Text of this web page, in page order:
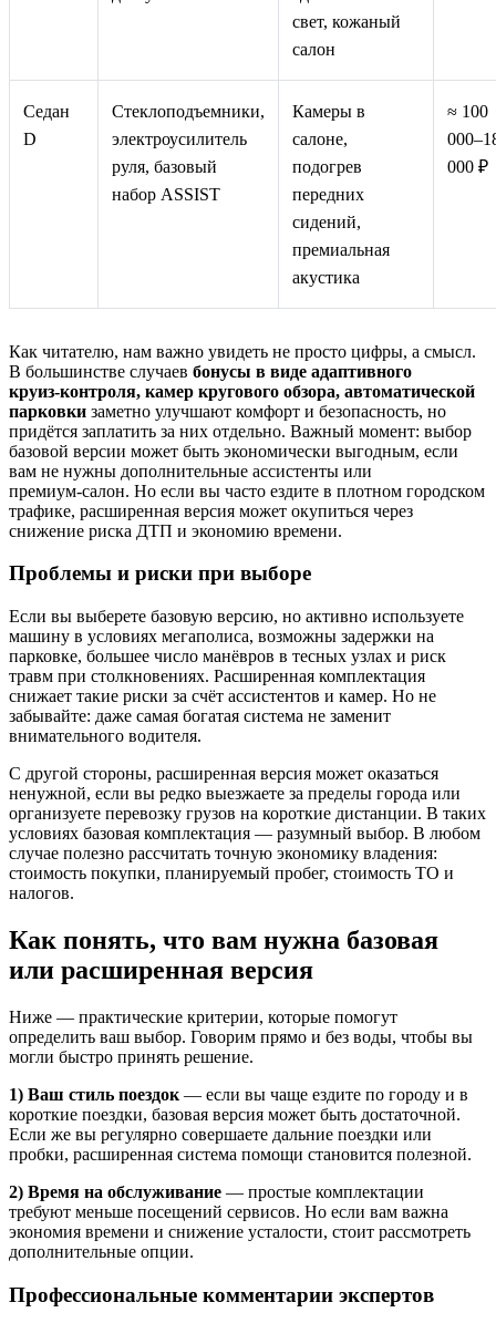
свет, кожаный
салон
Седан
D
Стеклоподъемники,
электроусилитель
руля, базовый
набор ASSIST
Камеры в
салоне,
подогрев
передних
сидений,
премиальная
акустика
≈ 100
000 ₽
Как читателю, нам важно увидеть не просто цифры, а смысл.
В большинстве случаев бонусы в виде адаптивного
круиз‑контроля, камер кругового обзора, автоматической
парковки заметно улучшают комфорт и безопасность, но
придётся заплатить за них отдельно. Важный момент: выбор
базовой версии может быть экономически выгодным, если
вам не нужны дополнительные ассистенты или
премиум‑салон. Но если вы часто ездите в плотном городском
трафике, расширенная версия может окупиться через
снижение риска ДТП и экономию времени.
Проблемы и риски при выборе
Если вы выберете базовую версию, но активно используете
машину в условиях мегаполиса, возможны задержки на
парковке, большее число манёвров в тесных узлах и риск
травм при столкновениях. Расширенная комплектация
снижает такие риски за счёт ассистентов и камер. Но не
забывайте: даже самая богатая система не заменит
внимательного водителя.
С другой стороны, расширенная версия может оказаться
ненужной, если вы редко выезжаете за пределы города или
организуете перевозку грузов на короткие дистанции. В таких
условиях базовая комплектация — разумный выбор. В любом
случае полезно рассчитать точную экономику владения:
стоимость покупки, планируемый пробег, стоимость ТО и
налогов.
Как понять, что вам нужна базовая
или расширенная версия
Ниже — практические критерии, которые помогут
определить ваш выбор. Говорим прямо и без воды, чтобы вы
могли быстро принять решение.
1) Ваш стиль поездок — если вы чаще ездите по городу и в
короткие поездки, базовая версия может быть достаточной.
Если же вы регулярно совершаете дальние поездки или
пробки, расширенная система помощи становится полезной.
2) Время на обслуживание — простые комплектации
требуют меньше посещений сервисов. Но если вам важна
экономия времени и снижение усталости, стоит рассмотреть
дополнительные опции.
Профессиональные комментарии экспертов